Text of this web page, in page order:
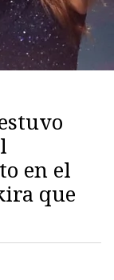
en el
que